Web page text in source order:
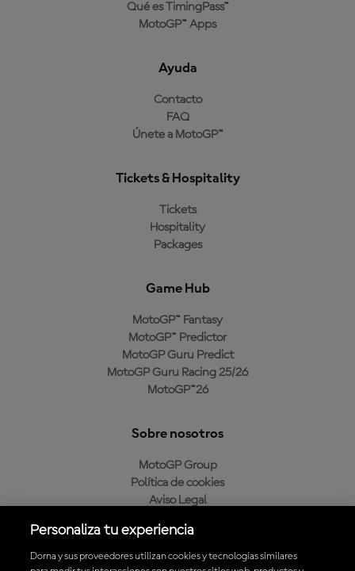
Qué es TimingPass™
MotoGP™ Apps
Ayuda
Contacto
FAQ
Únete a MotoGP™
Tickets & Hospitality
Tickets
Hospitality
Packages
Game Hub
MotoGP™ Fantasy
MotoGP™ Predictor
MotoGP Guru Predict
MotoGP Guru Racing 25/26
MotoGP™26
Sobre nosotros
MotoGP Group
Política de cookies
Aviso Legal
Política de compra
Personaliza tu experiencia
Dorna y sus proveedores utilizan cookies y tecnologías similares